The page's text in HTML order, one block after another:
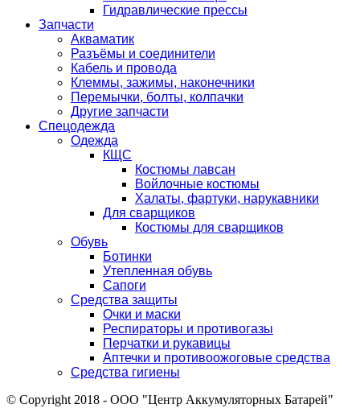
Гидравлические прессы
Запчасти
Акваматик
Разъёмы и соединители
Кабель и провода
Клеммы, зажимы, наконечники
Перемычки, болты, колпачки
Другие запчасти
Спецодежда
Одежда
КЩС
Костюмы лавсан
Войлочные костюмы
Халаты, фартуки, нарукавники
Для сварщиков
Костюмы для сварщиков
Обувь
Ботинки
Утепленная обувь
Сапоги
Средства защиты
Очки и маски
Респираторы и противогазы
Перчатки и рукавицы
Аптечки и противоожоговые средства
Средства гигиены
© Copyright 2018 - ООО "Центр Аккумуляторных Батарей"